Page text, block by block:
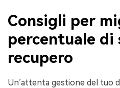
Consigli per
percentuale di
recupero
Un’attenta gestione del tuo